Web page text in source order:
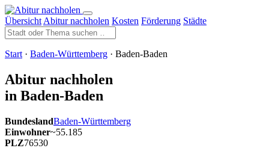
Übersicht Abitur nachholen Kosten Förderung Städte
Start · Baden-Württemberg · Baden-Baden
Abitur nachholen
in Baden-Baden
BundeslandBaden-Württemberg
Einwohner~55.185
PLZ76530